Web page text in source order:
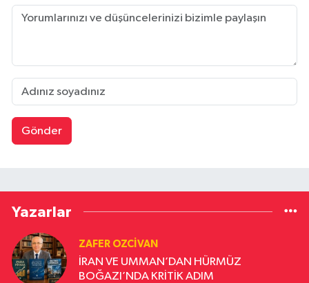
Gönder
Yazarlar
ZAFER OZCIVAN
İRAN VE UMMAN’DAN HÜRMÜZ
BOĞAZI’NDA KRİTİK ADIM